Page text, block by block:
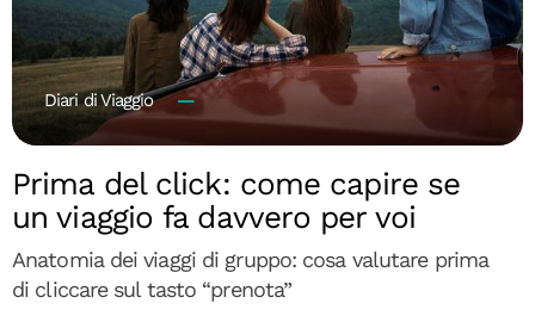
Diari di Viaggio
Prima del click: come capire se
un viaggio fa davvero per voi
Anatomia dei viaggi di gruppo: cosa valutare prima
di cliccare sul tasto “prenota”